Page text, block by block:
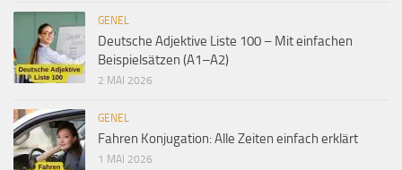
GENEL
Deutsche Adjektive Liste 100 – Mit einfachen
Beispielsätzen (A1–A2)
2 MAI 2026
GENEL
Fahren Konjugation: Alle Zeiten einfach erklärt
1 MAI 2026